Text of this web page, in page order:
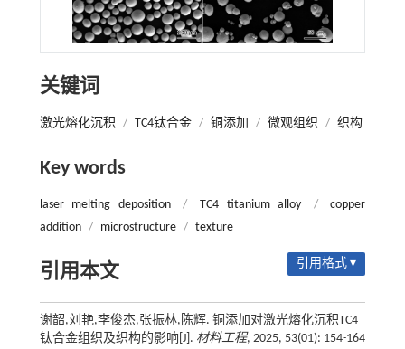
关键词
激光熔化沉积 / TC4钛合金 / 铜添加 / 微观组织 / 织构
Key words
laser melting deposition / TC4 titanium alloy /
copper
addition / microstructure / texture
引用本文 引用格式 ▾
谢韶,刘艳,李俊杰,张振林,陈辉. 铜添加对激光熔化沉积TC4
钛合金组织及织构的影响[J]. 材料工程, 2025, 53(01): 154-164